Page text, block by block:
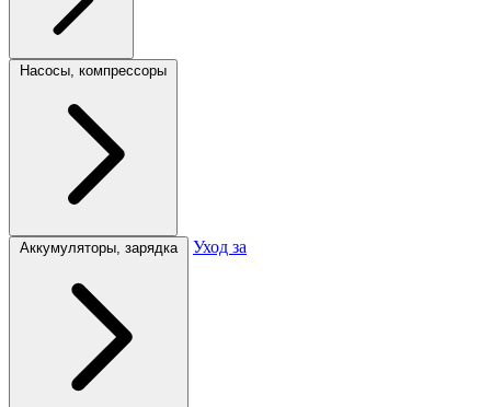
Насосы, компрессоры
Аккумуляторы, зарядка Уход за